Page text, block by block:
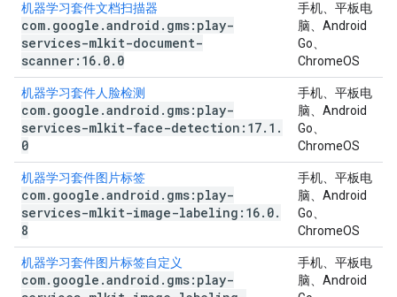
机器学习套件文档扫描器
com. google .android . gms:play-
services-mlkit-document-
scanner:16. 0. 0
手机、平板电
脑、Android
Go、
ChromeOS
机器学习套件人脸检测
com. google .android . gms:play-
services-mlkit-face-detection:17. 1 .
0
手机、平板电
脑、Android
Go、
ChromeOS
机器学习套件图片标签
com. google .android . gms:play-
services-mlkit-image-labeling:16. 0.
8
手机、平板电
脑、Android
Go、
ChromeOS
机器学习套件图片标签自定义
com. google .android . gms:play-
手机、平板电
脑、Android